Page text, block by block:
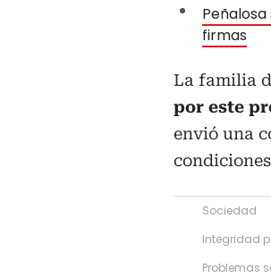
firmas
La familia
por este
envió una
Sociedad
Integridad
Problemas